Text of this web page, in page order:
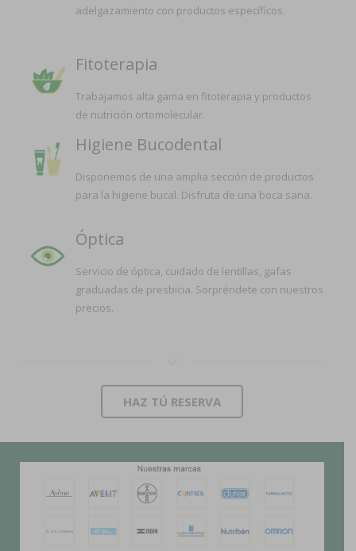
adelgazamiento con productos específicos.
Fitoterapia
Trabajamos alta gama en fitoterapia y productos
de nutrición ortomolecular.
Higiene Bucodental
Disponemos de una amplia sección de productos
para la higiene bucal. Disfruta de una boca sana.
Óptica
Servicio de óptica, cuidado de lentillas, gafas
graduadas de presbicia. Sorpréndete con nuestros
precios.
HAZ TÚ RESERVA